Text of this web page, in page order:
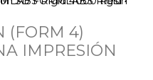
(FORM 4)
IMPRESIÓN